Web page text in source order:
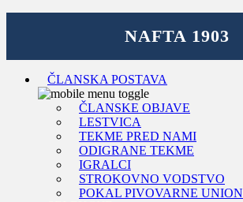
ČLANSKA POSTAVA
ČLANSKE OBJAVE
LESTVICA
TEKME PRED NAMI
ODIGRANE TEKME
IGRALCI
STROKOVNO VODSTVO
POKAL PIVOVARNE UNION